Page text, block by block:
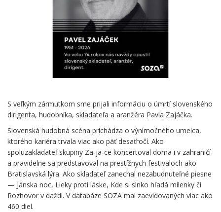
S veľkým zármutkom sme prijali informáciu o úmrtí slovenského
dirigenta, hudobníka, skladateľa a aranžéra Pavla Zajáčka.
Slovenská hudobná scéna prichádza o výnimočného umelca,
ktorého kariéra trvala viac ako päť desaťročí. Ako
spoluzakladateľ skupiny Za-ja-ce koncertoval doma i v zahraničí
a pravidelne sa predstavoval na prestížnych festivaloch ako
Bratislavská lýra. Ako skladateľ zanechal nezabudnuteľné piesne
— Jánska noc, Lieky proti láske, Kde si slnko hľadá milenky či
Rozhovor v daždi. V databáze SOZA mal zaevidovaných viac ako
460 diel.